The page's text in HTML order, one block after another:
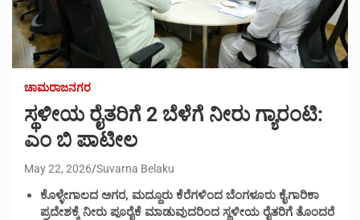
ಚಾಮರಾಜನಗರ
ಸ್ಥಳೀಯ ರೈತರಿಗೆ 2 ಬೆಳೆಗೆ ನೀರು ಗ್ಯಾರಂಟಿ:
ಎಂ ಬಿ ಪಾಟೀಲ
May 22, 2026 Suvarna Belaku
ಕೊಳ್ಳೇಗಾಲದ ಅಗರ, ಮದ್ದೂರು ಕೆರೆಗಳಿಂದ ಬೆಂಗಳೂರು ಕೈಗಾರಿಕಾ
ಪ್ರದೇಶಕ್ಕೆ ನೀರು ಪೂರೈಕೆ ಮಾಡುವುದರಿಂದ ಸ್ಥಳೀಯ ರೈತರಿಗೆ ತೊಂದರೆ